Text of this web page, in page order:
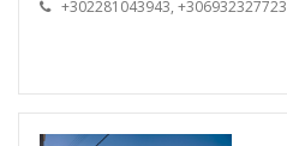
+302281043943, +306932327723